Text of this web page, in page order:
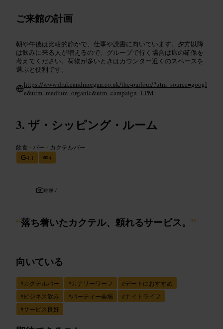
ご来館の計画
朝や午後は比較的静かで、仕事や読書に向いています。夕方以降
は飲みに来る人が増えるので、グループで行く場合は席の確保を
考えてください。荷物が多いときはカウンター近くのスペースを
選ぶと便利です。
https://www.drakeandmorgan.co.uk/the-parlour/?utm_source=googl
e&utm_medium=organic&utm_campaign=LPM
ザ・シッピング・ルーム
飲食 • バー • カクテルバー
4.1
4
画像 /
“落ち着いたカクテル、頼れるサービス。 ”
向いている
#カクテルバー #カナリーワーフ #デートにおすすめ
#ビジネス飲み #パーティー会場 #ナイトライフ
#サービス良好